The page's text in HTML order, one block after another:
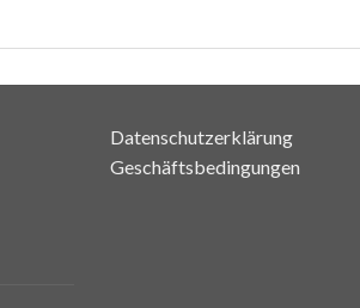
Datenschutzerklärung
Geschäftsbedingungen